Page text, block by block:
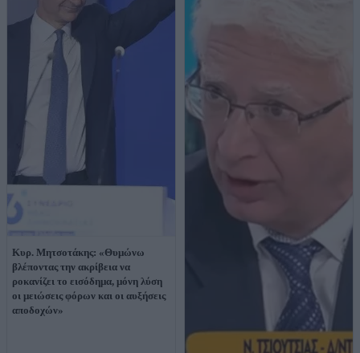
Κυρ. Μητσοτάκης: «Θυμώνω
βλέποντας την ακρίβεια να
ροκανίζει το εισόδημα, μόνη λύση
οι μειώσεις φόρων και οι αυξήσεις
αποδοχών»